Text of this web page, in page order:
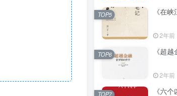
《在
2年前
TOP5
《超
2年前
TOP6
《六
TOP7